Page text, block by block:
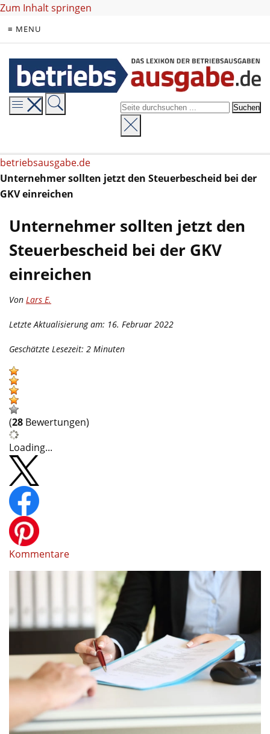
Zum Inhalt springen
≡ MENU
betriebsausgabe.de
Unternehmer sollten jetzt den Steuerbescheid bei der
GKV einreichen
Unternehmer sollten jetzt den
Steuerbescheid bei der GKV
einreichen
Von Lars E.
Letzte Aktualisierung am: 16. Februar 2022
Geschätzte Lesezeit: 2 Minuten
(28 Bewertungen)
Loading...
Kommentare